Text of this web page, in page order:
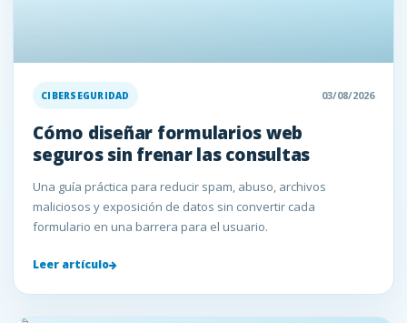
CIBERSEGURIDAD 03/08/2026
Cómo diseñar formularios web
seguros sin frenar las consultas
Una guía práctica para reducir spam, abuso, archivos
maliciosos y exposición de datos sin convertir cada
formulario en una barrera para el usuario.
Leer artículo